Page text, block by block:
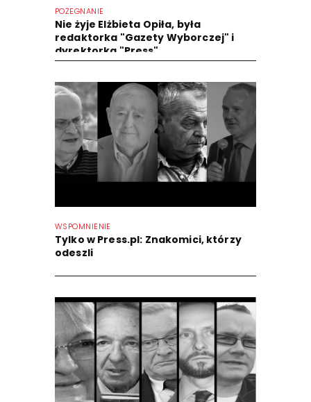
POŻEGNANIE
Nie żyje Elżbieta Opiła, była
redaktorka "Gazety Wyborczej" i
dyrektorka "Press"
WSPOMNIENIE
Tylko w Press.pl: Znakomici, którzy
odeszli